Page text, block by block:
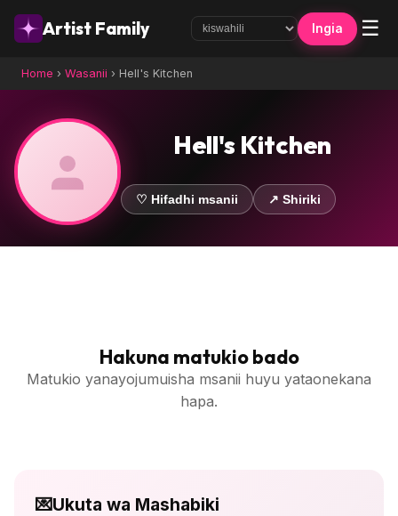
Artist Family Ingia ☰
Home › Wasanii › Hell's Kitchen
Hell's Kitchen
♡ Hifadhi msanii ↗ Shiriki
Hakuna matukio bado
Matukio yanayojumuisha msanii huyu yataonekana
hapa.
💌Ukuta wa Mashabiki